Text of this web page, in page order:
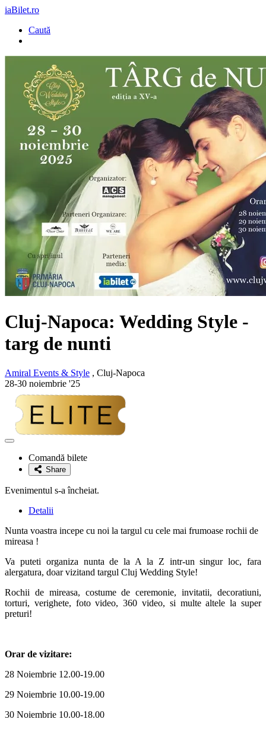
iaBilet.ro
Caută
Cluj-Napoca: Wedding Style -
targ de nunti
Amiral Events & Style , Cluj-Napoca
28-30 noiembrie '25
Adaugă
favoriteComandă bilete
Share
Evenimentul s-a încheiat.
Detalii
Nunta voastra incepe cu noi la targul cu cele mai frumoase rochii de
mireasa !
Va puteti organiza nunta de la A la Z intr-un singur loc, fara
alergatura, doar vizitand targul Cluj Wedding Style!
Rochii de mireasa, costume de ceremonie, invitatii, decoratiuni,
torturi, verighete, foto video, 360 video, si multe altele la super
preturi!
Orar de vizitare:
28 Noiembrie 12.00-19.00
29 Noiembrie 10.00-19.00
30 Noiembrie 10.00-18.00